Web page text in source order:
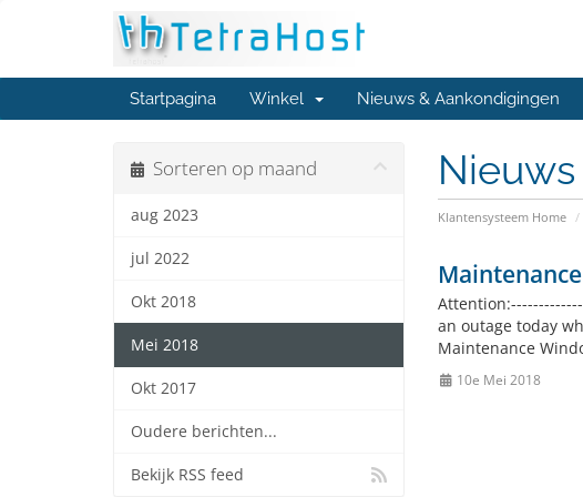
Startpagina Winkel Nieuws & Aankondigingen
Nieuws
Klantensysteem Home
Sorteren op maand
aug 2023
jul 2022
Okt 2018
Mei 2018
Okt 2017
Oudere berichten...
Bekijk RSS feed
an outage today
Maintenance
10e Mei 2018